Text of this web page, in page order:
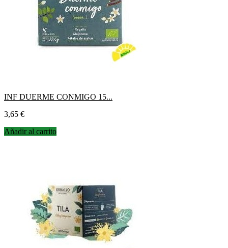
INF DUERME CONMIGO 15...
Precio
3,65 €
Añadir al carrito